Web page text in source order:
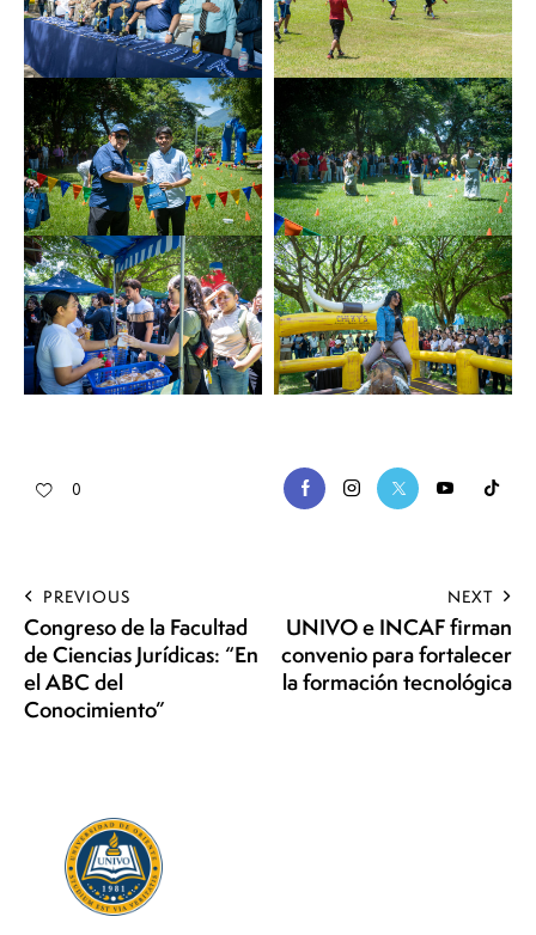
0
PREVIOUS
Congreso de la Facultad
de Ciencias Jurídicas: “En
el ABC del
Conocimiento”
NEXT
UNIVO e INCAF firman
convenio para fortalecer
la formación tecnológica